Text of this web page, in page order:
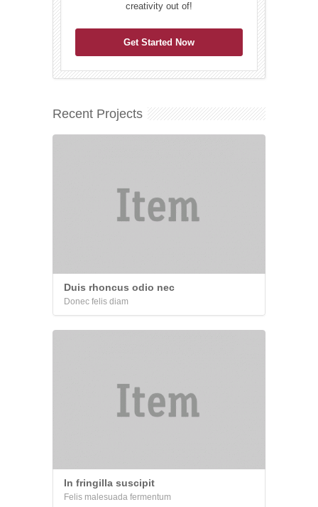
creativity out of!
Get Started Now
Recent Projects
Duis rhoncus odio nec
Donec felis diam
In fringilla suscipit
Felis malesuada fermentum